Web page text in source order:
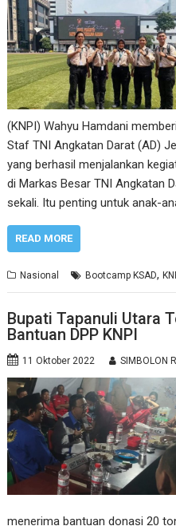
(KNPI) Wahyu Hamdani
Staf TNI Angkatan Darat (AD)
yang berhasil menjalankan
di Markas Besar TNI Angkatan
sekali. Itu penting untuk anak-
READ MORE
Nasional Bootcamp KSAD,
Bupati Tapanuli Utara
Bantuan DPP KNPI
11 Oktober 2022 SIMBOLON
menerima bantuan donasi 20